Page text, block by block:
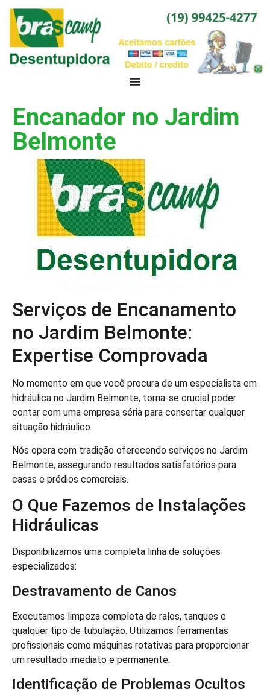
Encanador no Jardim
Belmonte
Serviços de Encanamento
no Jardim Belmonte:
Expertise Comprovada
No momento em que você procura de um especialista em
hidráulica no Jardim Belmonte, torna-se crucial poder
contar com uma empresa séria para consertar qualquer
situação hidráulico.
Nós opera com tradição oferecendo serviços no Jardim
Belmonte, assegurando resultados satisfatórios para
casas e prédios comerciais.
O Que Fazemos de Instalações
Hidráulicas
Disponibilizamos uma completa linha de soluções
especializados:
Destravamento de Canos
Executamos limpeza completa de ralos, tanques e
qualquer tipo de tubulação. Utilizamos ferramentas
profissionais como máquinas rotativas para proporcionar
um resultado imediato e permanente.
Identificação de Problemas Ocultos